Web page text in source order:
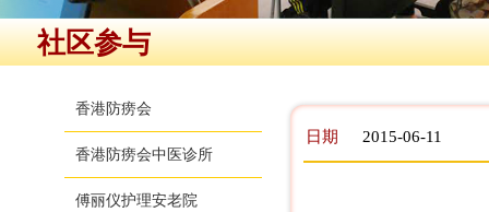
社区参与
香港防痨会
香港防痨会中医诊所
傅丽仪护理安老院
日期 2015-06-11